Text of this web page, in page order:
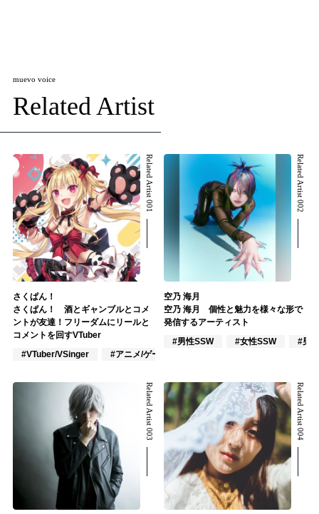
muevo voice
Related Artist
Related Artist 001
さくぱん！
さくぱん！ 酒とギャンブルとコメ
ントが友達！フリーダムにリールと
コメントを回すVTuber
#VTuber/VSinger
#アニメ/ゲーム
Related Artist 002
空乃 海月
空乃 海月 個性と魅力を様々な形で
発信するアーティスト
#男性SSW
#女性SSW #男
Related Artist 003 Related Artist 004